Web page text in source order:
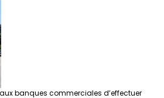
aux banques commerciales d’effectuer